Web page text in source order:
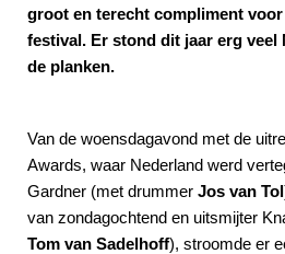
groot en terecht compliment
festival. Er stond dit jaar erg veel
de planken.
Van de woensdagavond met de
Awards, waar Nederland werd
Gardner (met drummer Jos van Tol
van zondagochtend en uitsmijter
Tom van Sadelhoff), stroomde er